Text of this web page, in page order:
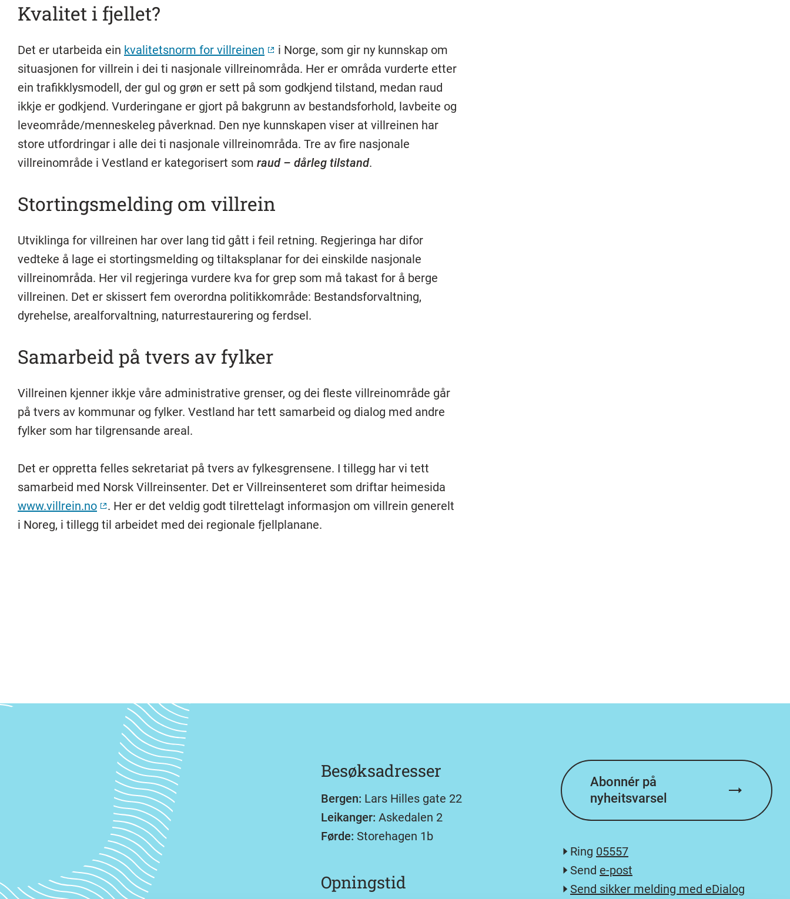
Kvalitet i fjellet?
Det er utarbeida ein kvalitetsnorm for villreinen
i Norge, som gir ny kunnskap om
situasjonen for villrein i dei ti nasjonale villreinområda. Her er områda vurderte etter
ein trafikklysmodell, der gul og grøn er sett på som godkjend tilstand, medan raud
ikkje er godkjend. Vurderingane er gjort på bakgrunn av bestandsforhold, lavbeite og
leveområde/menneskeleg påverknad. Den nye kunnskapen viser at villreinen har
store utfordringar i alle dei ti nasjonale villreinområda. Tre av fire nasjonale
villreinområde i Vestland er kategorisert som raud – dårleg tilstand.
Stortingsmelding om villrein
Utviklinga for villreinen har over lang tid gått i feil retning. Regjeringa har difor
vedteke å lage ei stortingsmelding og tiltaksplanar for dei einskilde nasjonale
villreinområda. Her vil regjeringa vurdere kva for grep som må takast for å berge
villreinen. Det er skissert fem overordna politikkområde: Bestandsforvaltning,
dyrehelse, arealforvaltning, naturrestaurering og ferdsel.
Samarbeid på tvers av fylker
Villreinen kjenner ikkje våre administrative grenser, og dei fleste villreinområde går
på tvers av kommunar og fylker. Vestland har tett samarbeid og dialog med andre
fylker som har tilgrensande areal.
Det er oppretta felles sekretariat på tvers av fylkesgrensene. I tillegg har vi tett
samarbeid med Norsk Villreinsenter. Det er Villreinsenteret som driftar heimesida
www.villrein.no
. Her er det veldig godt tilrettelagt informasjon om villrein generelt
i Noreg, i tillegg til arbeidet med dei regionale fjellplanane.
Besøksadresser
Bergen: Lars Hilles gate 22
Leikanger: Askedalen 2
Førde: Storehagen 1b
Opningstid
Abonnér på
nyheitsvarsel
Ring 05557
Send e-post
Send sikker melding med eDialog